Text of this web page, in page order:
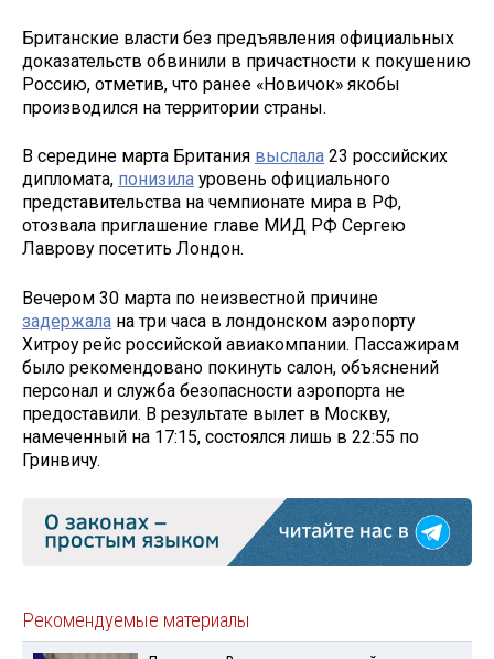
Британские власти без предъявления официальных
доказательств обвинили в причастности к покушению
Россию, отметив, что ранее «Новичок» якобы
производился на территории страны.
В середине марта Британия выслала 23 российских
дипломата, понизила уровень официального
представительства на чемпионате мира в РФ,
отозвала приглашение главе МИД РФ Сергею
Лаврову посетить Лондон.
Вечером 30 марта по неизвестной причине
задержала на три часа в лондонском аэропорту
Хитроу рейс российской авиакомпании. Пассажирам
было рекомендовано покинуть салон, объяснений
персонал и служба безопасности аэропорта не
предоставили. В результате вылет в Москву,
намеченный на 17:15, состоялся лишь в 22:55 по
Гринвичу.
Рекомендуемые материалы